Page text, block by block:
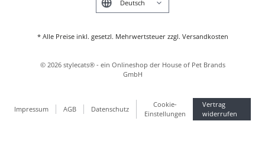
* Alle Preise inkl. gesetzl. Mehrwertsteuer zzgl. Versandkosten
English
Impressum AGB Datenschutz
Cookie-
Einstellungen
Vertrag
widerrufen
© 2026 stylecats® - ein Onlineshop der House of Pet Brands
GmbH